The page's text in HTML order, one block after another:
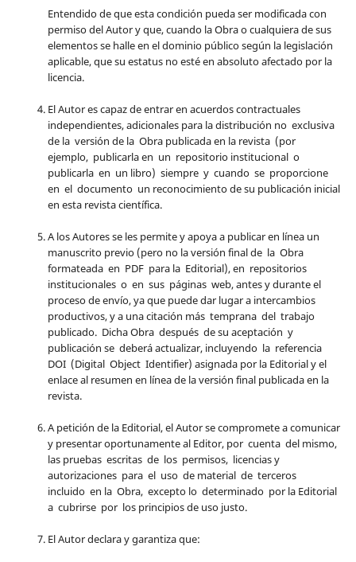
Entendido de que esta condición pueda ser modificada con
permiso del Autor y que, cuando la Obra o cualquiera de sus
elementos se halle en el dominio público según la legislación
aplicable, que su estatus no esté en absoluto afectado por la
licencia.
El Autor es capaz de entrar en acuerdos contractuales
independientes, adicionales para la distribución no exclusiva
de la versión de la Obra publicada en la revista (por
ejemplo, publicarla en un repositorio institucional o
publicarla en un libro) siempre y cuando se proporcione
en el documento un reconocimiento de su publicación inicial
en esta revista científica.
A los Autores se les permite y apoya a publicar en línea un
manuscrito previo (pero no la versión final de la Obra
formateada en PDF para la Editorial), en repositorios
institucionales o en sus páginas web, antes y durante el
proceso de envío, ya que puede dar lugar a intercambios
productivos, y a una citación más temprana del trabajo
publicado. Dicha Obra después de su aceptación y
publicación se deberá actualizar, incluyendo la referencia
DOI (Digital Object Identifier) asignada por la Editorial y el
enlace al resumen en línea de la versión final publicada en la
revista.
A petición de la Editorial, el Autor se compromete a comunicar
y presentar oportunamente al Editor, por cuenta del mismo,
las pruebas escritas de los permisos, licencias y
autorizaciones para el uso de material de terceros
incluido en la Obra, excepto lo determinado por la Editorial
a cubrirse por los principios de uso justo.
El Autor declara y garantiza que: